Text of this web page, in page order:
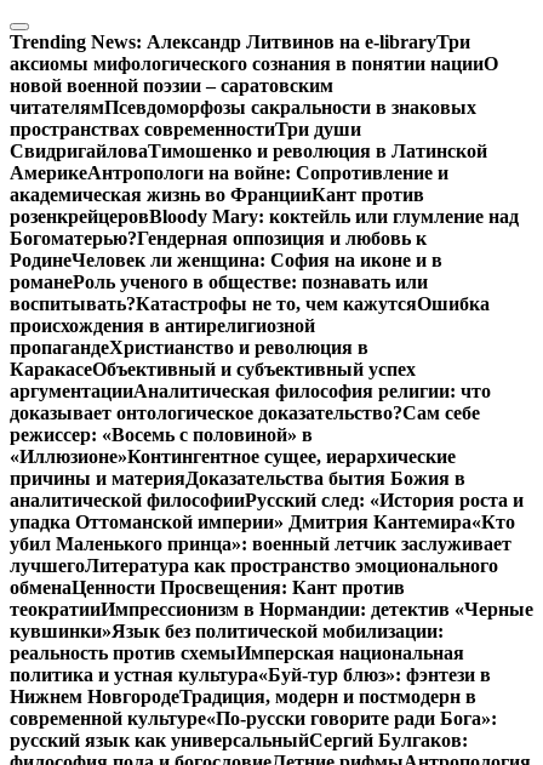
Перейти
к
содержимому
Trending News: Александр Литвинов на e-libraryТри
аксиомы мифологического сознания в понятии нацииО
новой военной поэзии – саратовским
читателямПсевдоморфозы сакральности в знаковых
пространствах современностиТри души
СвидригайловаТимошенко и революция в Латинской
АмерикеАнтропологи на войне: Сопротивление и
академическая жизнь во ФранцииКант против
розенкрейцеровBloody Mary: коктейль или глумление над
Богоматерью?Гендерная оппозиция и любовь к
РодинеЧеловек ли женщина: София на иконе и в
романеРоль ученого в обществе: познавать или
воспитывать?Катастрофы не то, чем кажутсяОшибка
происхождения в антирелигиозной
пропагандеХристианство и революция в
КаракасеОбъективный и субъективный успех
аргументацииАналитическая философия религии: что
доказывает онтологическое доказательство?Сам себе
режиссер: «Восемь с половиной» в
«Иллюзионе»Контингентное сущее, иерархические
причины и материяДоказательства бытия Божия в
аналитической философииРусский след: «История роста и
упадка Оттоманской империи» Дмитрия Кантемира«Кто
убил Маленького принца»: военный летчик заслуживает
лучшегоЛитература как пространство эмоционального
обменаЦенности Просвещения: Кант против
теократииИмпрессионизм в Нормандии: детектив «Черные
кувшинки»Язык без политической мобилизации:
реальность против схемыИмперская национальная
политика и устная культура«Буй-тур блюз»: фэнтези в
Нижнем НовгородеТрадиция, модерн и постмодерн в
современной культуре«По-русски говорите ради Бога»:
русский язык как универсальныйСергий Булгаков: